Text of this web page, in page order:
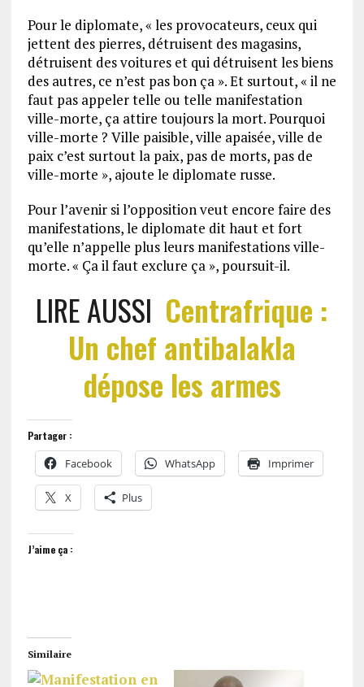
Pour le diplomate, « les provocateurs, ceux qui
jettent des pierres, détruisent des magasins,
détruisent des voitures et qui détruisent les biens
des autres, ce n’est pas bon ça ». Et surtout, « il ne
faut pas appeler telle ou telle manifestation
ville-morte, ça attire toujours la mort. Pourquoi
ville-morte ? Ville paisible, ville apaisée, ville de
paix c’est surtout la paix, pas de morts, pas de
ville-morte », ajoute le diplomate russe.
Pour l’avenir si l’opposition veut encore faire des
manifestations, le diplomate dit haut et fort
qu’elle n’appelle plus leurs manifestations ville-
morte. « Ça il faut exclure ça », poursuit-il.
LIRE AUSSI Centrafrique :
Un chef antibalakla
dépose les armes
Partager :
Facebook WhatsApp Imprimer
X Plus
J’aime ça :
Similaire